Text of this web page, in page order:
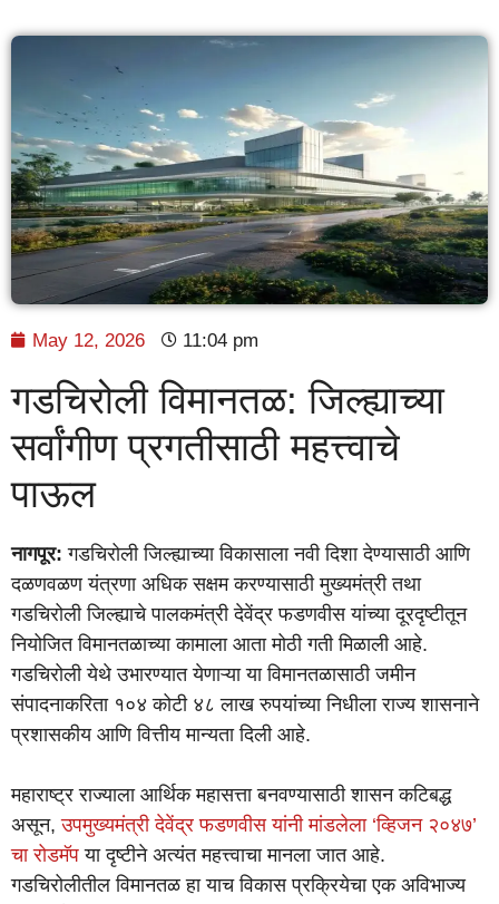
May 12, 2026 11:04 pm
गडचिरोली विमानतळ: जिल्ह्याच्या
सर्वांगीण प्रगतीसाठी महत्त्वाचे
पाऊल
नागपूर: गडचिरोली जिल्ह्याच्या विकासाला नवी दिशा देण्यासाठी आणि
दळणवळण यंत्रणा अधिक सक्षम करण्यासाठी मुख्यमंत्री तथा
गडचिरोली जिल्ह्याचे पालकमंत्री देवेंद्र फडणवीस यांच्या दूरदृष्टीतून
नियोजित विमानतळाच्या कामाला आता मोठी गती मिळाली आहे.
गडचिरोली येथे उभारण्यात येणाऱ्या या विमानतळासाठी जमीन
संपादनाकरिता १०४ कोटी ४८ लाख रुपयांच्या निधीला राज्य शासनाने
प्रशासकीय आणि वित्तीय मान्यता दिली आहे.
महाराष्ट्र राज्याला आर्थिक महासत्ता बनवण्यासाठी शासन कटिबद्ध
असून,उपमुख्यमंत्री देवेंद्र फडणवीस यांनी मांडलेला ‘व्हिजन २०४७’
चा रोडमॅप या दृष्टीने अत्यंत महत्त्वाचा मानला जात आहे.
गडचिरोलीतील विमानतळ हा याच विकास प्रक्रियेचा एक अविभाज्य